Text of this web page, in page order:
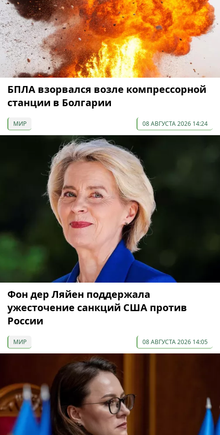
БПЛА взорвался возле компрессорной
станции в Болгарии
МИР 08 АВГУСТА 2026 14:24
Фон дер Ляйен поддержала
ужесточение санкций США против
России
МИР 08 АВГУСТА 2026 14:05